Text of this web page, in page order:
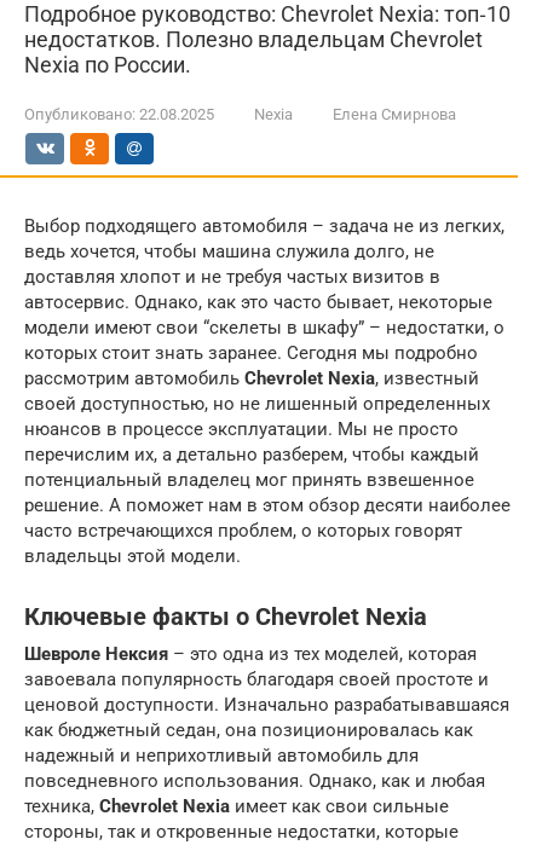
Подробное руководство: Chevrolet Nexia: топ‑10
недостатков. Полезно владельцам Chevrolet
Nexia по России.
Опубликовано: 22.08.2025 Nexia Елена Смирнова
Выбор подходящего автомобиля – задача не из легких,
ведь хочется, чтобы машина служила долго, не
доставляя хлопот и не требуя частых визитов в
автосервис. Однако, как это часто бывает, некоторые
модели имеют свои “скелеты в шкафу” – недостатки, о
которых стоит знать заранее. Сегодня мы подробно
рассмотрим автомобиль Chevrolet Nexia, известный
своей доступностью, но не лишенный определенных
нюансов в процессе эксплуатации. Мы не просто
перечислим их, а детально разберем, чтобы каждый
потенциальный владелец мог принять взвешенное
решение. А поможет нам в этом обзор десяти наиболее
часто встречающихся проблем, о которых говорят
владельцы этой модели.
Ключевые факты о Chevrolet Nexia
Шевроле Нексия – это одна из тех моделей, которая
завоевала популярность благодаря своей простоте и
ценовой доступности. Изначально разрабатывавшаяся
как бюджетный седан, она позиционировалась как
надежный и неприхотливый автомобиль для
повседневного использования. Однако, как и любая
техника, Chevrolet Nexia имеет как свои сильные
стороны, так и откровенные недостатки, которые